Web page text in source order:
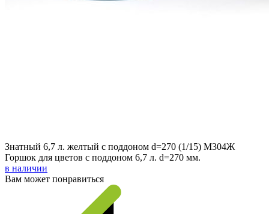
Знатный 6,7 л. желтый с поддоном d=270 (1/15) М304Ж
Горшок для цветов с поддоном 6,7 л. d=270 мм.
в наличии
Вам может понравиться